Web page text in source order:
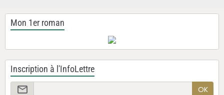
Mon 1er roman
Inscription à l'InfoLettre
OK